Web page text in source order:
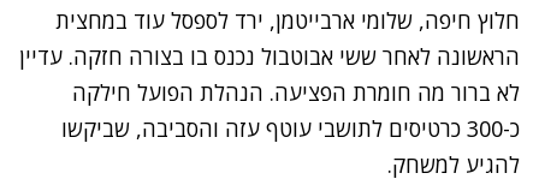
חלוץ חיפה, שלומי ארבייטמן, ירד לספסל עוד במחצית
הראשונה לאחר ששי אבוטבול נכנס בו בצורה חזקה. עדיין
לא ברור מה חומרת הפציעה. הנהלת הפועל חילקה
כ-300 כרטיסים לתושבי עוטף עזה והסביבה, שביקשו
להגיע למשחק.